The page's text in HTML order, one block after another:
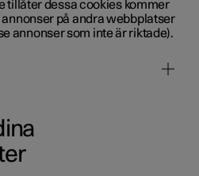
tillåter dessa cookies kommer
på andra webbplatser
annonser som inte är riktade).